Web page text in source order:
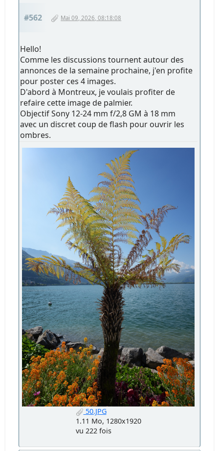
#562 Mai 09, 2026, 08:18:08
Hello!
Comme les discussions tournent autour des
annonces de la semaine prochaine, j'en profite
pour poster ces 4 images.
D'abord à Montreux, je voulais profiter de
refaire cette image de palmier.
Objectif Sony 12-24 mm f/2,8 GM à 18 mm
avec un discret coup de flash pour ouvrir les
ombres.
50.JPG
1.11 Mo, 1280x1920
vu 222 fois